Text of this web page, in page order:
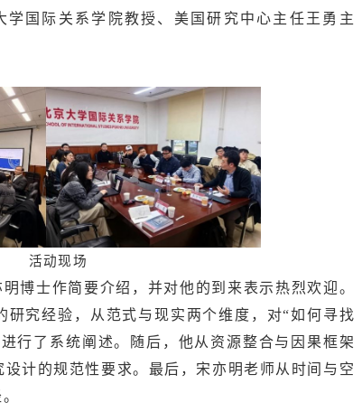
国际关系学院教授、美国研究中心主任王勇主
活动现场
博士作简要介绍，并对他的到来表示热烈欢迎。
究经验，从范式与现实两个维度，对“如何寻找
行了系统阐述。随后，他从资源整合与因果框架
计的规范性要求。最后，宋亦明老师从时间与空